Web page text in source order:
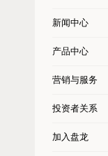
新闻中心
产品中心
营销与服务
投资者关系
加入盘龙